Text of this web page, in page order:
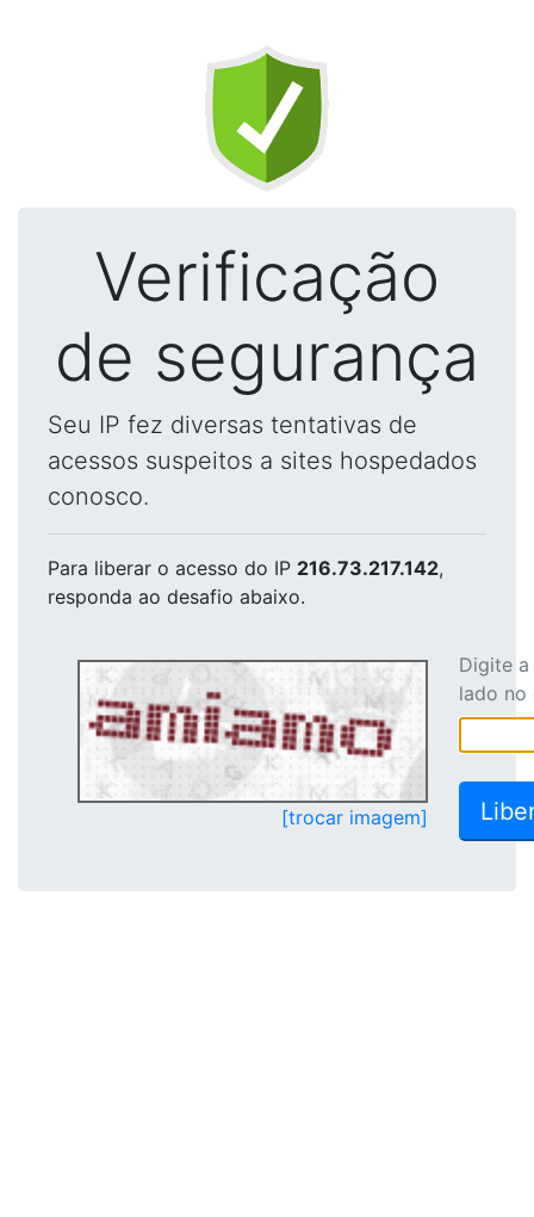
Verificação
de segurança
Seu IP fez diversas tentativas de
acessos suspeitos a sites hospedados
conosco.
Para liberar o acesso do IP 216.73.217.142,
responda ao desafio abaixo.
[trocar imagem]
Digite
lado no